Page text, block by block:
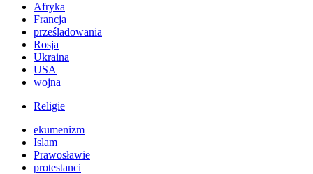
Afryka
Francja
prześladowania
Rosja
Ukraina
USA
wojna
Religie
ekumenizm
Islam
Prawosławie
protestanci